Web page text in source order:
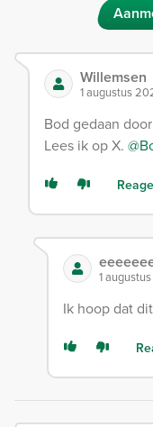
Willemsen
1 augustus
Bod gedaan
Lees ik op X.
1
Ik hoop dat